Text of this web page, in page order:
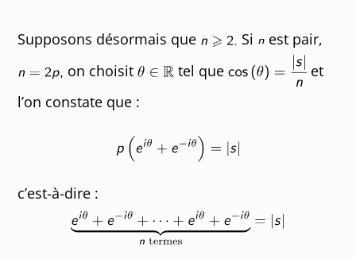
Supposons désormais que Si
est pair,
on choisit
tel que
et
l’on constate que :
c’est-à-dire :